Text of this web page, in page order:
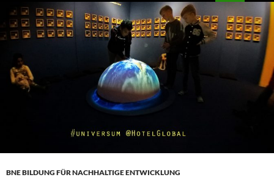
MENÜ
BNE BILDUNG FÜR NACHHALTIGE ENTWICKLUNG